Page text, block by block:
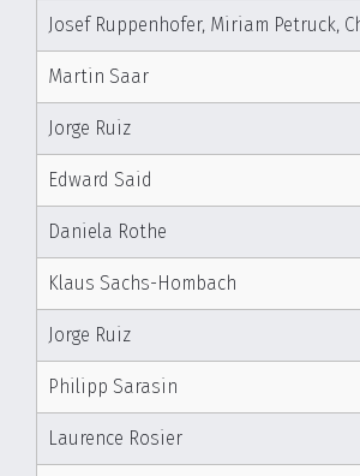
Josef Ruppenhofer, Miriam Petruck,
Martin Saar
Jorge Ruiz
Edward Said
Daniela Rothe
Klaus Sachs-Hombach
Jorge Ruiz
Philipp Sarasin
Laurence Rosier